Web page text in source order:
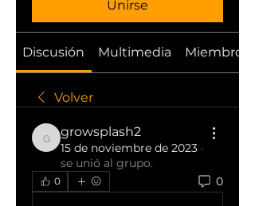
Unirse
Discusión Multimedia Miembros
Volver
growsplash2
growsplash2
15 de noviembre de 2023 ·
se unió al grupo.
0 0